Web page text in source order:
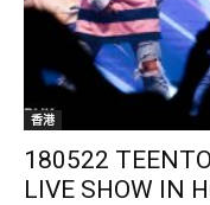
香港
180522
LIVE SHOW IN